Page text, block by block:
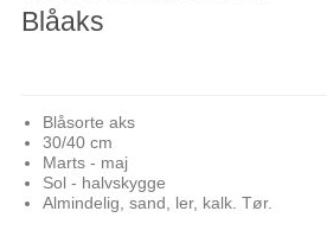
Blåaks
Blåsorte aks
30/40 cm
Marts - maj
Sol - halvskygge
Almindelig, sand, ler, kalk. Tør.